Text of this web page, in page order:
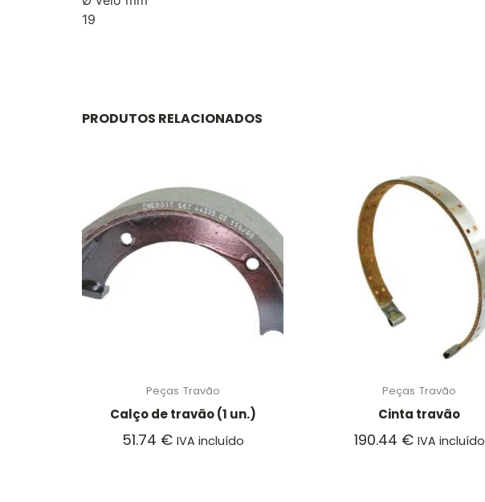
19
PRODUTOS RELACIONADOS
Peças Travão
Calço de travão (1 un.)
51.74 € IVA incluído
Peças Travão
Cinta travão
190.44 € IVA incluído